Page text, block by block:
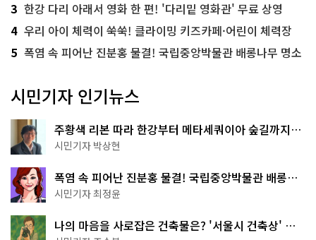
3 한강 다리 아래서 영화 한 편! '다리밑 영화관' 무료 상영
4 우리 아이 체력이 쑥쑥! 클라이밍 키즈카페·어린이 체력장
5 폭염 속 피어난 진분홍 물결! 국립중앙박물관 배롱나무 명소
시민기자 인기뉴스
주황색 리본 따라 한강부터 메타세쿼이아 숲길까지…
서울둘레길 15코스
시민기자 박상현
폭염 속 피어난 진분홍 물결! 국립중앙박물관 배롱나
무 명소
시민기자 최정윤
나의 마음을 사로잡은 건축물은? '서울시 건축상' 수